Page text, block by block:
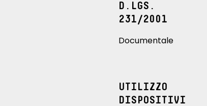
D.LGS.
231/2001
Documentale
UTILIZZO
DISPOSITIVI